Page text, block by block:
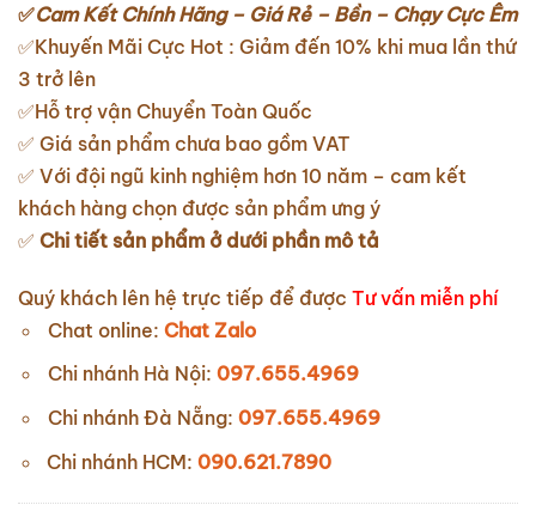
✅Cam Kết Chính Hãng – Giá Rẻ – Bền – Chạy Cực Êm
✅Khuyến Mãi Cực Hot : Giảm đến 10% khi mua lần thứ
3 trở lên
✅Hỗ trợ vận Chuyển Toàn Quốc
✅ Giá sản phẩm chưa bao gồm VAT
✅ Với đội ngũ kinh nghiệm hơn 10 năm – cam kết
khách hàng chọn được sản phẩm ưng ý
✅ Chi tiết sản phẩm ở dưới phần mô tả
Quý khách lên hệ trực tiếp để được Tư vấn miễn phí
Chat online: Chat Zalo
Chi nhánh Hà Nội: 097.655.4969
Chi nhánh Đà Nẵng: 097.655.4969
Chi nhánh HCM: 090.621.7890